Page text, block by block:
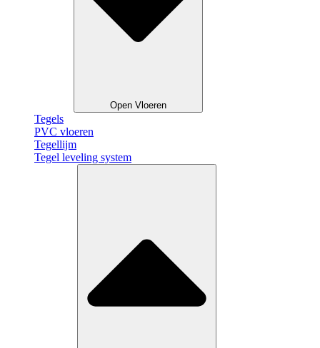
Open Vloeren
Tegels
PVC vloeren
Tegellijm
Tegel leveling system